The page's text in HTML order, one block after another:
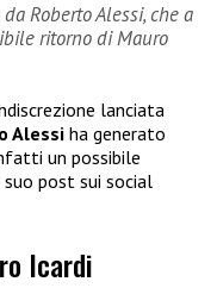
Roberto Alessi, che a
ritorno di Mauro
lanciata
Alessi ha generato
un possibile
suo post sui social
Icardi